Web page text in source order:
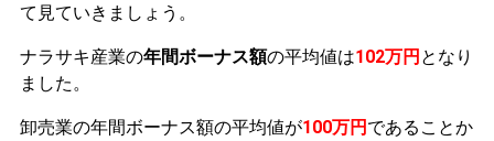
て見ていきましょう。
ナラサキ産業の年間ボーナス額の平均値は102万円 となり
ました。
卸売業の年間ボーナス額の平均値が100万円 であることか